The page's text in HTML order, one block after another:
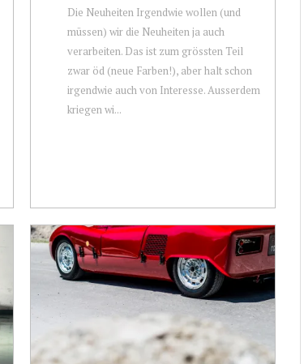
Die Neuheiten Irgendwie wollen (und
müssen) wir die Neuheiten ja auch
verarbeiten. Das ist zum grössten Teil
zwar öd (neue Farben!), aber halt schon
irgendwie auch von Interesse. Ausserdem
kriegen wi...